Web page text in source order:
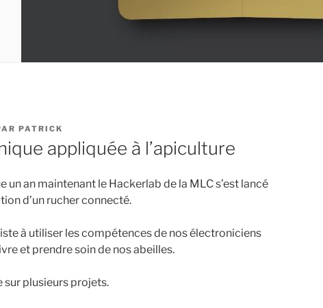
PATRICK
appliquée à l’apiculture
un an maintenant le Hackerlab de la MLC s’est lancé
d’un rucher connecté.
à utiliser les compétences de nos électroniciens
et prendre soin de nos abeilles.
sur plusieurs projets.